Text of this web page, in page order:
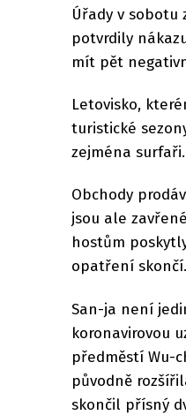
Úřady v sobotu
potvrdily
mít pět
Letovisko,
turistické
zejména surfaři.
Obchody
jsou ale
hostům
opatření skončí.
San-ja není
koronavirovou
předměstí Wu-
původně
skončil přísný